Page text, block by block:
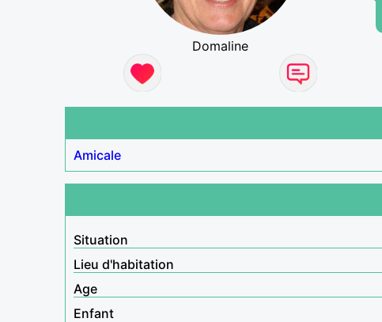
Domaline
Amicale
Situation
Lieu d'habitation
Age
Enfant